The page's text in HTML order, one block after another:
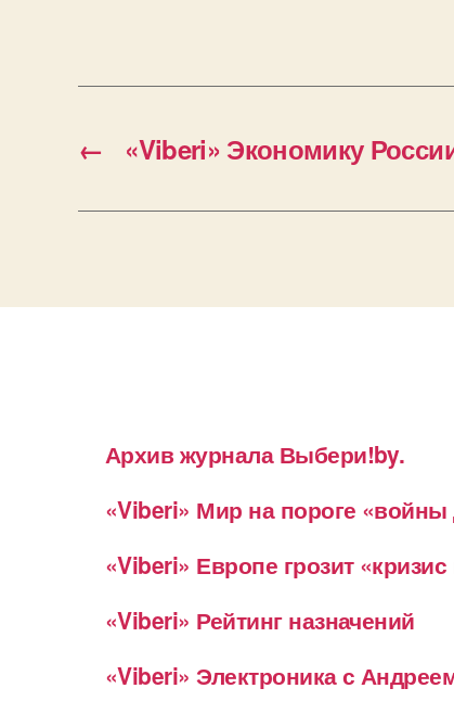
← «Viberi» Экономику
Архив журнала Выбери!by.
«Viberi» Мир на пороге «войны
«Viberi» Европе грозит
«Viberi» Рейтинг назначений
«Viberi» Электроника с